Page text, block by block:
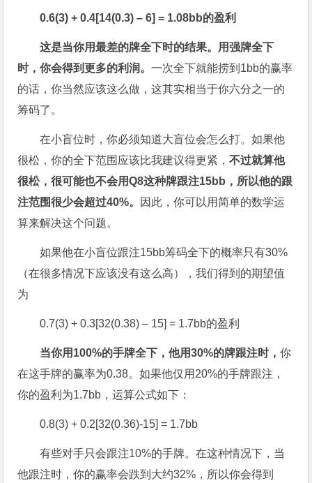
0.6(3) + 0.4[14(0.3)– 6] = 1.08bb的盈利
这是当你用最差的牌全下时的结果。用强牌全下
时，你会得到更多的利润。一次全下就能捞到1bb的赢率
的话，你当然应该这么做，这其实相当于你六分之一的
筹码了。
在小盲位时，你必须知道大盲位会怎么打。如果他
很松，你的全下范围应该比我建议得更紧，不过就算他
很松，很可能也不会用Q8这种牌跟注15bb ，所以他的跟
注范围很少会超过40%。 因此，你可以用简单的数学运
算来解决这个问题。
如果他在小盲位跟注15bb筹码全下的概率只有30%
（在很多情况下应该没有这么高），我们得到的期望值
为
0.7(3) + 0.3[32(0.38) – 15] = 1.7bb的盈利
当你用100%的手牌全下，他用30%的牌跟注时，你
在这手牌的赢率为0.38。如果他仅用20%的手牌跟注，
你的盈利为1.7bb，运算公式如下：
0.8(3) + 0.2[32(0.36)-15] = 1.7bb
有些对手只会跟注10%的手牌。在这种情况下，当
他跟注时，你的赢率会跌到大约32%，所以你会得到